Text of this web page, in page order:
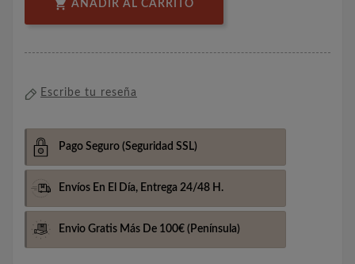
 AÑADIR AL CARRITO
Escribe tu reseña
Pago Seguro (Seguridad SSL)
Envíos En El Día, Entrega 24/48 H.
Envio Gratis Más De 100€ (Península)